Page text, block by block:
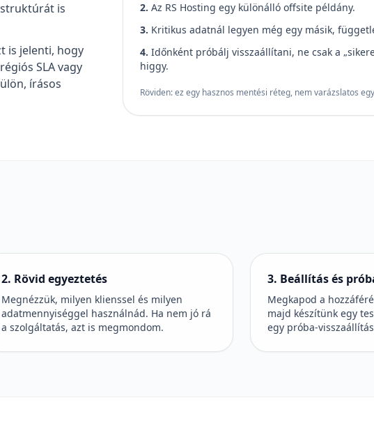
is
is jelenti, hogy
SLA vagy
írásos
2. Az RS Hosting egy különálló offsite példány.
3. Kritikus adatnál legyen még egy másik,
4. Időnként próbálj visszaállítani, ne csak a
higgy.
Röviden: ez egy hasznos mentési réteg, nem varázslatos
2. Rövid egyeztetés
Megnézzük, milyen klienssel és milyen
adatmennyiséggel használnád. Ha nem jó rá
a szolgáltatás, azt is megmondom.
3. Beállítás és
Megkapod a
majd készítünk egy
egy próba-